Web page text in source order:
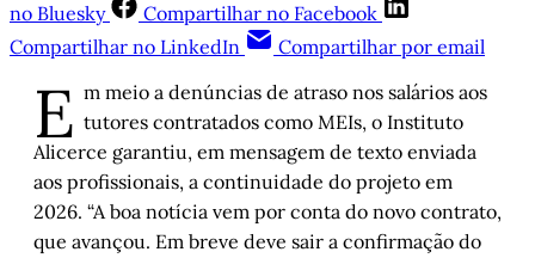
no Bluesky
Compartilhar no Facebook
Compartilhar no LinkedIn
Compartilhar por email
E m meio a denúncias de atraso nos salários aos
tutores contratados como MEIs, o Instituto
Alicerce garantiu, em mensagem de texto enviada
aos profissionais, a continuidade do projeto em
2026. “A boa notícia vem por conta do novo contrato,
que avançou. Em breve deve sair a confirmação do